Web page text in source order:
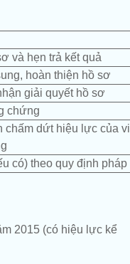
và hẹn trả kết quả
hoàn thiện hồ sơ
giải quyết hồ sơ
chứng
chấm dứt hiệu lực của
có) theo quy định
2015 (có hiệu lực kể